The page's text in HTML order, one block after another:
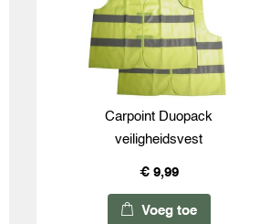
Carpoint Duopack
veiligheidsvest
€ 9,99
Voeg toe